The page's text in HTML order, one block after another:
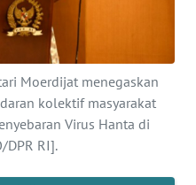
Moerdijat menegaskan
kolektif masyarakat
Virus Hanta di
DPR RI].